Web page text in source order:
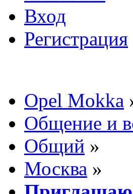
Вход
Регистрация
Opel Mokka
Общение и
Общий »
Москва »